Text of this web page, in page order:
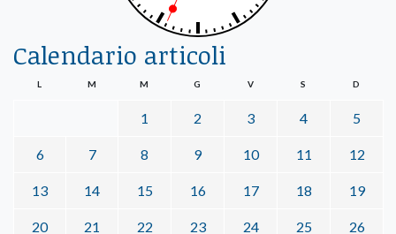
Calendario articoli
L M M G V S D
1 2 3 4 5
6 7 8 9 10 11 12
13 14 15 16 17 18 19
20 21 22 23 24 25 26